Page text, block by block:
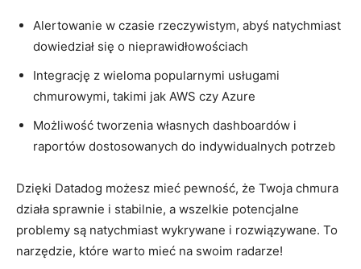
Alertowanie‍ w czasie rzeczywistym, abyś natychmiast
dowiedział się‌ o ⁣nieprawidłowościach
Integrację z⁢ wieloma popularnymi usługami
chmurowymi, takimi jak AWS czy Azure
Możliwość tworzenia własnych dashboardów i
raportów ⁣dostosowanych do indywidualnych potrzeb
Dzięki Datadog możesz⁤ mieć pewność,⁤ że Twoja chmura
działa sprawnie i⁤ stabilnie,​ a​ wszelkie potencjalne
problemy są ⁤natychmiast wykrywane i rozwiązywane. To ​
narzędzie, ⁢które ‍warto​ mieć na swoim radarze!